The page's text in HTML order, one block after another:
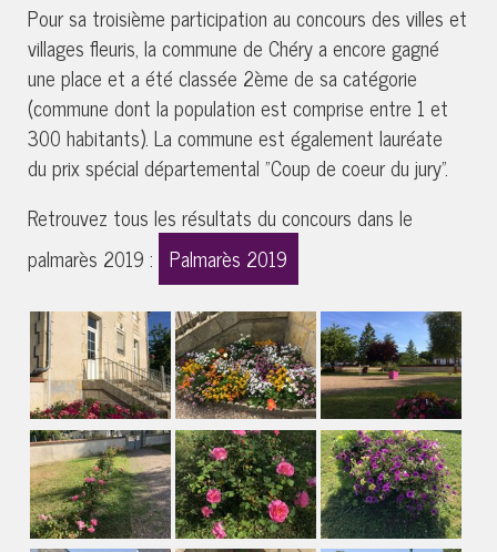
Pour sa troisième participation au concours des villes et
villages fleuris, la commune de Chéry a encore gagné
une place et a été classée 2ème de sa catégorie
(commune dont la population est comprise entre 1 et
300 habitants). La commune est également lauréate
du prix spécial départemental "Coup de coeur du jury".
Retrouvez tous les résultats du concours dans le
palmarès 2019 : Palmarès 2019